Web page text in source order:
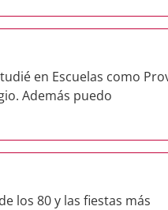
en Escuelas como
Además puedo
los 80 y las fiestas más